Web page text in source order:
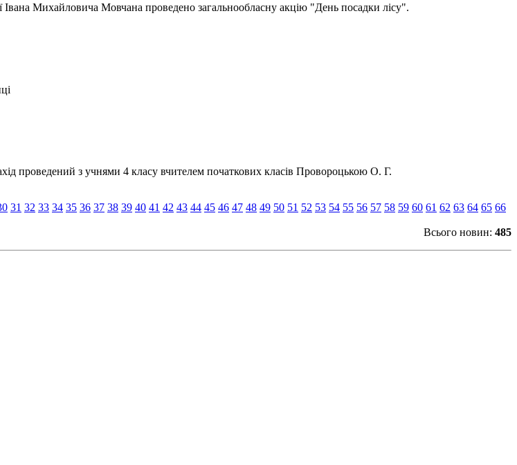
Івана Михайловича Мовчана проведено загальнообласну акцію "День посадки лісу".
проведений з учнями 4 класу вчителем початкових класів Провороцькою О. Г.
31 32 33 34 35 36 37 38 39 40 41 42 43 44 45 46 47 48 49 50 51 52 53 54 55 56 57 58 59 60 61 62 63 64 65 66
Всього новин: 485